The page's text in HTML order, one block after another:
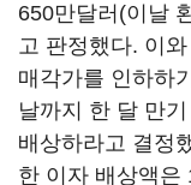
650만달러(이날
고 판정했다. 이
매각가를 인하하
날까지 한 달 만
배상하라고 결정
한 이자 배상액은